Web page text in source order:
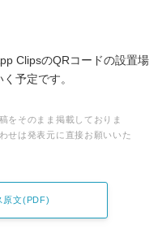
ClipsのQRコードの設置場
予定です。
をそのまま掲載しておりま
せは発表元に直接お願いいた
原文(PDF)